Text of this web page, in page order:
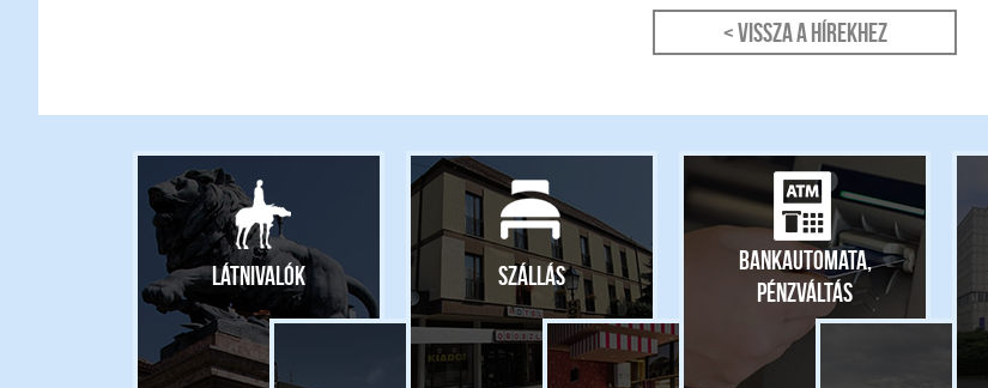
< Vissza a hírekhez
Látnivalók Szállás
Bankautomata,
pénzváltás